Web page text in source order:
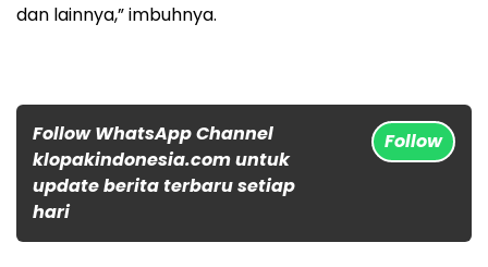
dan lainnya,” imbuhnya.
Follow WhatsApp Channel
klopakindonesia.com untuk
update berita terbaru setiap
hari
Follow